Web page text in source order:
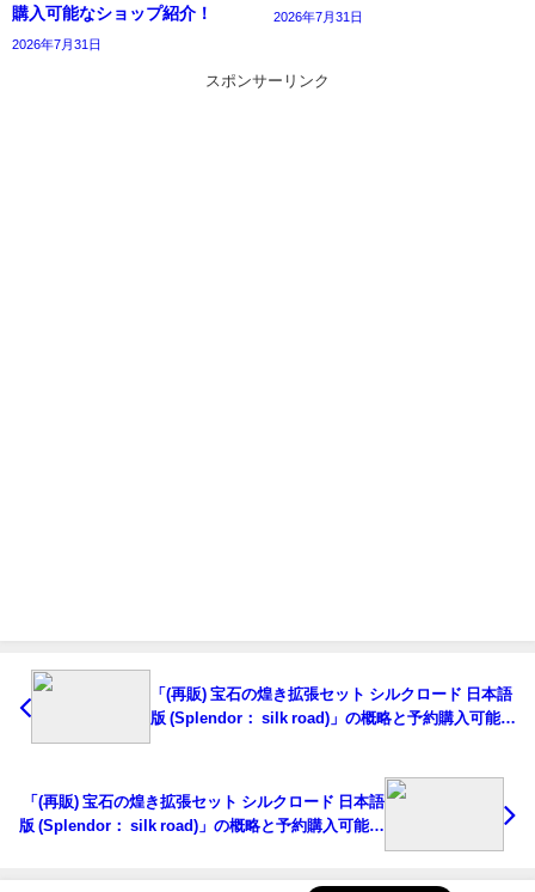
購入可能なショップ紹介！
2026年7月31日
2026年7月31日
スポンサーリンク
「(再販) 宝石の煌き拡張セット シルクロード 日本語
版 (Splendor： silk road)」の概略と予約購入可能な
「(再販) 宝石の煌き拡張セット シルクロード 日本語
版 (Splendor： silk road)」の概略と予約購入可能な